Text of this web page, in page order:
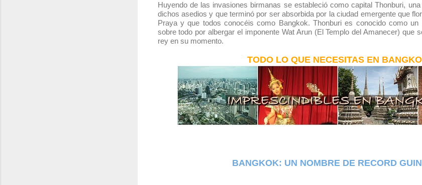
Huyendo de las invasiones birmanas se estableció como capital Thonburi,
dichos asedios y que terminó por ser absorbida por la ciudad emergente que
Praya y que todos conocéis como Bangkok. Thonburi es conocido como
sobre todo por albergar el imponente Wat Arun (El Templo del Amanecer) que
rey en su momento.
TODO LO QUE NECESITAS EN
BANGKOK: UN NOMBRE DE RECORD